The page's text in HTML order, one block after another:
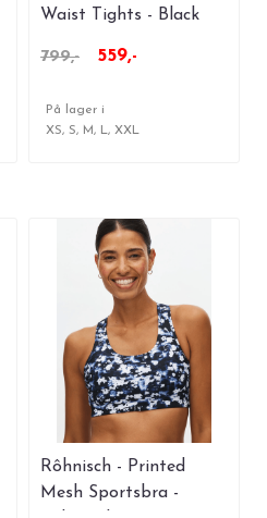
Waist Tights - Black
799,- 559,-
På lager i
XS, S, M, L, XXL
Rôhnisch - Printed
Mesh Sportsbra -